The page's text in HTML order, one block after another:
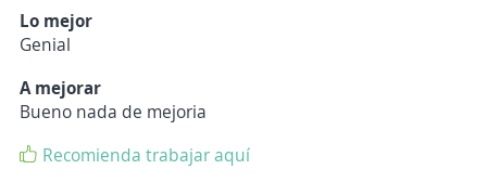
Lo mejor
Genial
A mejorar
Bueno nada de mejoria
Recomienda trabajar aquí